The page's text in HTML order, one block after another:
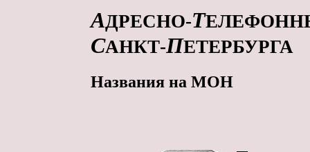
АДРЕСНО-Т
САНКТ-ПЕТЕРБУРГА
Названия на МОН